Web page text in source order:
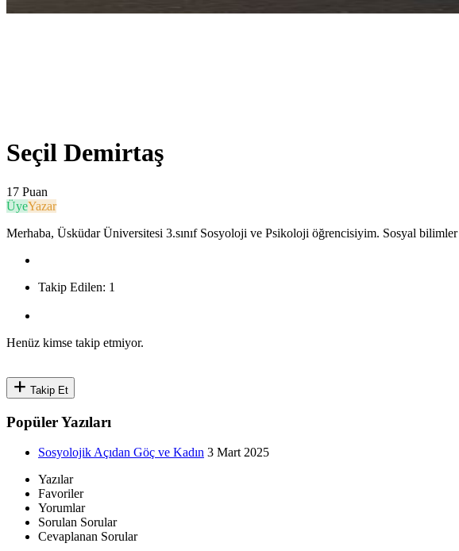
Seçil Demirtaş
17 Puan
ÜyeYazar
Merhaba, Üsküdar Üniversitesi 3.sınıf Sosyoloji ve Psikoloji öğrencisiyim. Sosyal
Takip Edilen: 1
Henüz kimse takip etmiyor.
Takip Et
Popüler Yazıları
Sosyolojik Açıdan Göç ve Kadın 3 Mart 2025
Yazılar
Favoriler
Yorumlar
Sorulan Sorular
Cevaplanan Sorular